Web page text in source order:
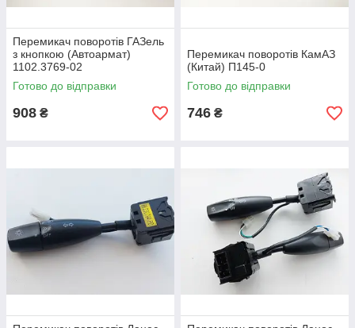
Перемикач поворотів ГАЗель
з кнопкою (Автoармат)
1102.3769-02
Готово до відправки
908 ₴
Перемикач поворотів КамАЗ
(Китай) П145-0
Готово до відправки
746 ₴